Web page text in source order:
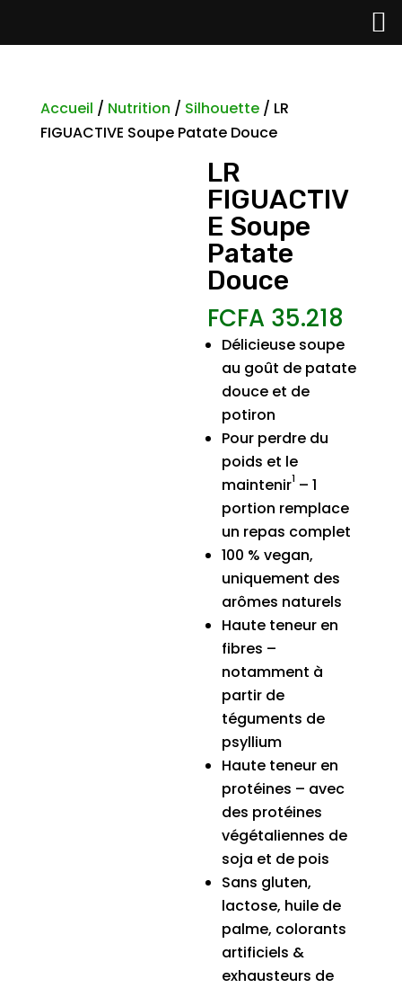
Accueil / Nutrition / Silhouette/ LR
FIGUACTIVE Soupe Patate Douce
LR
FIGUACTIV
E Soupe
Patate
Douce
FCFA 35.218
Délicieuse soupe
au goût de patate
douce et de
potiron
Pour perdre du
poids et le
maintenir1 – 1
portion remplace
un repas complet
100 % vegan,
uniquement des
arômes naturels
Haute teneur en
fibres –
notamment à
partir de
téguments de
psyllium
Haute teneur en
protéines – avec
des protéines
végétaliennes de
soja et de pois
Sans gluten,
lactose, huile de
palme, colorants
artificiels &
exhausteurs de